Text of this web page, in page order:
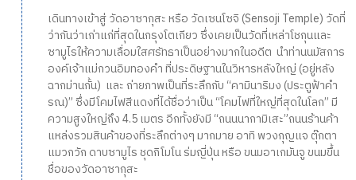
เดินทางเข้าสู่ วัดอาซากุสะ หรือ วัดเซนโซจิ (Sensoji Temple) วัดที่
ว่ากันว่าเก่าแก่ที่สุดในกรุงโตเกียว ซึ่งเคยเป็นวัดที่เหล่าโชกุนและ
ซามูไรให้ความเลื่อมใสศรัทธาเป็นอย่างมากในอดีต นำท่านนมัสการ
องค์เจ้าแม่กวนอิมทองคำ ที่ประดิษฐานในวิหารหลังใหญ่ (อยู่หลัง
ฉากม่านกั้น) และ ถ่ายภาพเป็นที่ระลึกกับ “คามินาริมง (ประตูฟ้าคำ
รณ)” ซึ่งมีโคมไฟสีแดงที่ได้ชื่อว่าเป็น “โคมไฟที่ใหญ่ที่สุดในโลก” มี
ความสูงใหญ่ถึง 4.5 เมตร อีกทั้งยังมี “ถนนนากามิเสะ”ถนนร้านค้า
แหล่งรวมสินค้าของที่ระลึกต่างๆ มากมาย อาทิ พวงกุญแจ ตุ๊กตา
แมวกวัก ดาบซามูไร ชุดกิโมโน ร่มญี่ปุ่น หรือ ขนมอาเกมันจู ขนมขึ้น
ชื่อของวัดอาซากุสะ